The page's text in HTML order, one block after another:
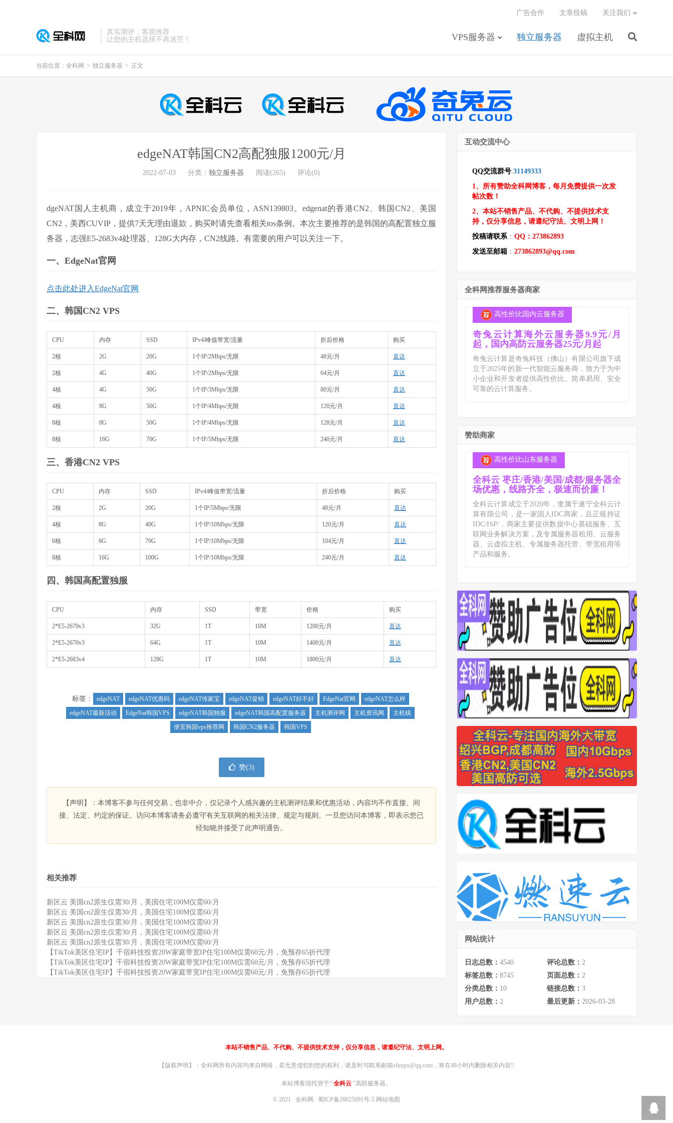
真实测评，客观推荐
让您的主机选择不再迷茫！
VPS服务器 独立服务器 虚拟主机
广告合作 文章投稿 关注我们
当前位置： 全科网 > 独立服务器 > 正文
edgeNAT韩国CN2高配独服1200元/月
2022-07-03 分类： 独立服务器 阅读(265) 评论(0)
dgeNAT国人主机商，成立于2019年，APNIC会员单位，ASN139803。edgenat的香港CN2、韩国CN2、美国
CN2，美西CUVIP，提供7天无理由退款，购买时请先查看相关tos条例。本次主要推荐的是韩国的高配置独立服
务器，志强E5-2683v4处理器、128G大内存，CN2线路。有需要的用户可以关注一下。
一、EdgeNat官网
点击此处进入EdgeNat官网
二、韩国CN2 VPS
CPU 内存 SSD IPv4/峰值带宽/流量 折后价格 购买
2核 2G 20G 1个IP/2Mbps/无限 48元/月 直达
2核 4G 40G 1个IP/2Mbps/无限 64元/月 直达
4核 4G 50G 1个IP/3Mbps/无限 80元/月 直达
4核 8G 50G 1个IP/4Mbps/无限 120元/月 直达
8核 8G 50G 1个IP/4Mbps/无限 128元/月 直达
8核 16G 70G 1个IP/5Mbps/无限 240元/月 直达
三、香港CN2 VPS
CPU 内存 SSD IPv4/峰值带宽/流量 折后价格 购买
2核 2G 20G 1个IP/5Mbps/无限 48元/月 直达
4核 8G 40G 1个IP/10Mbps/无限 120元/月 直达
6核 6G 70G 1个IP/10Mbps/无限 104元/月 直达
8核 16G 100G 1个IP/10Mbps/无限 240元/月 直达
四、韩国高配置独服
CPU 内存 SSD 带宽 价格 购买
2*E5-2670v3 32G 1T 10M 1200元/月 直达
2*E5-2670v3 64G 1T 10M 1400元/月 直达
2*E5-2683v4 128G 1T 10M 1800元/月 直达
标签： edgeNAT edgeNAT优惠码 edgeNAT传家宝 edgeNAT促销 edgeNAT好不好 EdgeNat官网
edgeNAT怎么样
edgeNAT最新活动
EdgeNat韩国VPS edgeNAT韩国独服 edgeNAT韩国高配置服务器 主机测评网 主机资讯网
主机镇
便宜韩国vps推荐网
韩国CN2服务器 韩国VPS
赞(3)
【声明】：本博客不参与任何交易，也非中介，仅记录个人感兴趣的主机测评结果和优惠活动，内容均不作直接、间
接、法定、约定的保证。访问本博客请务必遵守有关互联网的相关法律、规定与规则。一旦您访问本博客，即表示您已
经知晓并接受了此声明通告。
相关推荐
新区云 美国cn2原生仅需30/月，美国住宅100M仅需60/月
新区云 美国cn2原生仅需30/月，美国住宅100M仅需60/月
新区云 美国cn2原生仅需30/月，美国住宅100M仅需60/月
新区云 美国cn2原生仅需30/月，美国住宅100M仅需60/月
新区云 美国cn2原生仅需30/月，美国住宅100M仅需60/月
【TikTok美区住宅IP】千宿科技投资20W家庭带宽IP住宅100M仅需60元/月，免预存65折代理
【TikTok美区住宅IP】千宿科技投资20W家庭带宽IP住宅100M仅需60元/月，免预存65折代理
【TikTok美区住宅IP】千宿科技投资20W家庭带宽IP住宅100M仅需60元/月，免预存65折代理
互动交流中心
QQ交流群号:31149333
1、所有赞助全科网博客，每月免费提供一次发
帖次数！
2、本站不销售产品、不代购、不提供技术支
持，仅分享信息，请遵纪守法、文明上网！
投稿请联系： QQ：273862893
发送至邮箱 ： 273862893@qq.com
全科网推荐服务器商家
高性价比国内云服务器
奇兔云计算海外云服务器9.9元/月
起，国内高防云服务器25元/月起
奇兔云计算是奇兔科技（佛山）有限公司旗下成
立于2025年的新一代智能云服务商，致力于为中
小企业和开发者提供高性价比、简单易用、安全
可靠的云计算服务。
赞助商家
高性价比山东服务器
全科云 枣庄/香港/美国/成都/服务器全
场优惠，线路齐全，极速而价廉！
全科云计算成立于2020年，隶属于遂宁全科云计
算有限公司，是一家国人IDC商家，且正规持证
IDC/ISP/，商家主要提供数据中心基础服务、互
联网业务解决方案，及专属服务器租用、云服务
器、云虚拟主机、专属服务器托管、带宽租用等
产品和服务。
网站统计
日志总数： 4540 评论总数： 2
标签总数： 8745 页面总数： 2
分类总数： 10 链接总数： 3
用户总数： 2 最后更新： 2026-03-28
本站不销售产品、不代购、不提供技术支持，仅分享信息，请遵纪守法、文明上网。
【版权声明】：全科网所有内容均来自网络，若无意侵犯到您的权利，请及时与联系邮箱sfuxpx@qq.com，将在48小时内删除相关内容!!
本站博客现托管于“ 全科云 ”高防服务器。
© 2021 全科网 蜀ICP备20025091号-5 网站地图